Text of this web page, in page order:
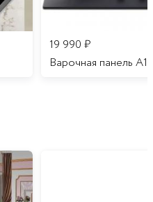
19 990 ₽
Варочная панель A16